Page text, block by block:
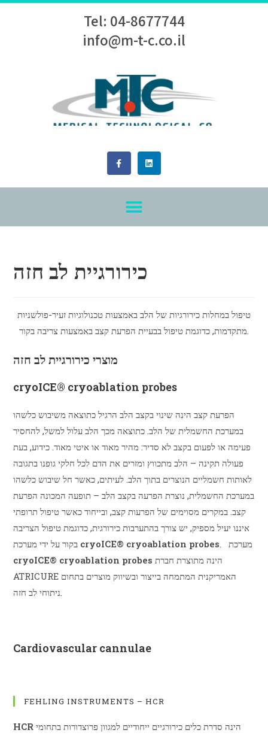
Tel: 04-8677744
info@m-t-c.co.il
כירורגיית לב חזה
טיפול במחלות כירורגיות של הלב באמצעות טכנולוגיות זעיר-פולשניות
מתקדמות, כדוגמת טיפול בבעיית הפרעת קצב באמצעות צריבה בקור.
מוצרי כירורגיית לב חזה
cryoICE® cryoablation probes
הפרעת קצב הינה שינוי בקצב הלב הרגיל כתוצאה משיבוש כלשהו
במערכת החשמלית של הלב. כתוצאה מכך הלב עלול למשל, להחסיר
פעימה או לפעום בקצב לא סדיר: מהיר מאוד או איטי מאוד. כידוע, בעת
פעולה תקינה – הלב מתכווץ ומזרים את הדם לכל חלקי גופנו בתגובה
לאותות חשמליים הנוצרים בתוך הלב. לעיתים, כאשר חל שיבוש כלשהו
במערכת החשמלית, נוצרת הפרעה בקצב הלב – תופעה המכונה הפרעת
קצב. במקרים מסוימים של הפרעות קצב, ובייחוד כאשר טיפול תרופתי
איננו יעיל מספיק, יש צורך בהתערבות כירורגית, כדוגמת טיפול הצריבה
cryoICE® cryoablation probes
. מערכת
cryoICE® cryoablation probes הינה מתוצרת חברת
ATRICURE האמריקנית המתמחה בייצור ובשיווק מוצרים בתחום
ניתוחי לב חזה.
Cardiovascular cannulae
FEHLING INSTRUMENTS – HCR
HCR הינה סדרת כלים כירורגיים ייחודיים למגוון פרוצדורות בתחומי